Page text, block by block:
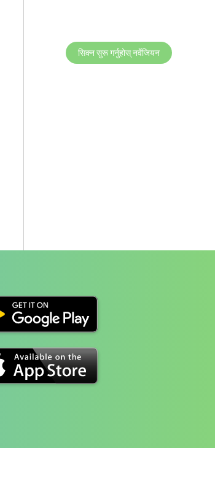
सिक्न सुरू गर्नुहोस् नर्वेजियन